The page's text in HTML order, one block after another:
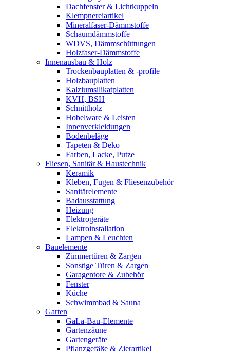
Dachfenster & Lichtkuppeln
Klempnereiartikel
Mineralfaser-Dämmstoffe
Schaumdämmstoffe
WDVS, Dämmschüttungen
Holzfaser-Dämmstoffe
Innenausbau & Holz
Trockenbauplatten & -profile
Holzbauplatten
Kalziumsilikatplatten
KVH, BSH
Schnittholz
Hobelware & Leisten
Innenverkleidungen
Bodenbeläge
Tapeten & Deko
Farben, Lacke, Putze
Fliesen, Sanitär & Haustechnik
Keramik
Kleben, Fugen & Fliesenzubehör
Sanitärelemente
Badausstattung
Heizung
Elektrogeräte
Elektroinstallation
Lampen & Leuchten
Bauelemente
Zimmertüren & Zargen
Sonstige Türen & Zargen
Garagentore & Zubehör
Fenster
Küche
Schwimmbad & Sauna
Garten
GaLa-Bau-Elemente
Gartenzäune
Gartengeräte
Pflanzgefäße & Zierartikel